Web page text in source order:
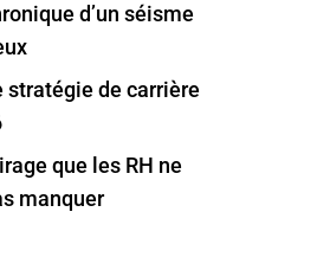
d’un séisme
stratégie de carrière
que les RH ne
manquer